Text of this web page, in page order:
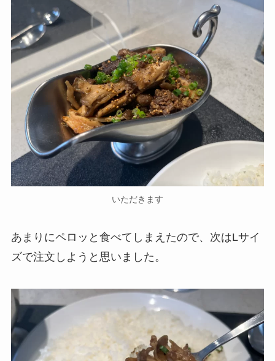
いただきます
あまりにペロッと食べてしまえたので、次はLサイ
ズで注文しようと思いました。